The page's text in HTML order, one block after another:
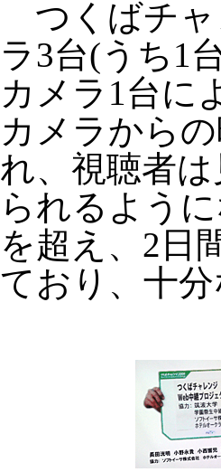
つくばチャ
ラ3台(うち1
カメラ1台に
カメラから
れ、視聴者
られるよう
を超え、2日
ており、十